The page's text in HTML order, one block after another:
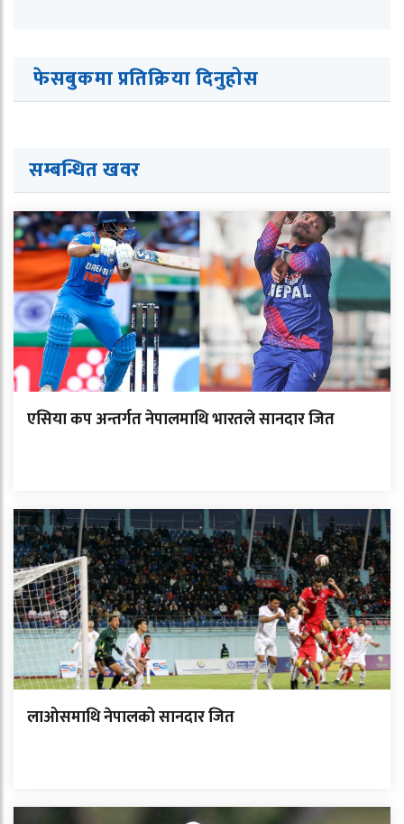
फेसबुकमा प्रतिक्रिया दिनुहोस
सम्बन्धित खवर
एसिया कप अन्तर्गत नेपालमाथि भारतले सानदार जित
लाओसमाथि नेपालको सानदार जित